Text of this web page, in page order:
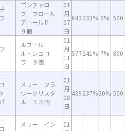
ゴンチャロ
フ フロール
デコールＰ
９個
01
月
07
日
643233% 6% 500
ルフール
ル・ショコ
ラ ８個
01
月
11
日
577241% 7% 800
メリー フラ
ワークリスタ
ル １３個
01
月
08
日
439237%20% 500
メリー イン
01